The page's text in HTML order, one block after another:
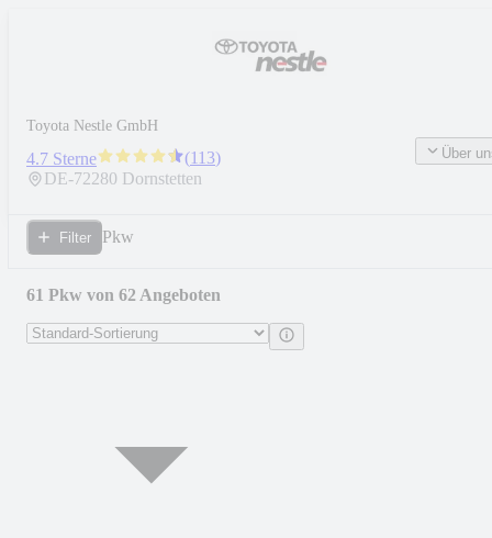
Toyota Nestle GmbH
4.7 Sterne (113)
DE-72280 Dornstetten
Über
Filter Pkw
61 Pkw von 62 Angeboten